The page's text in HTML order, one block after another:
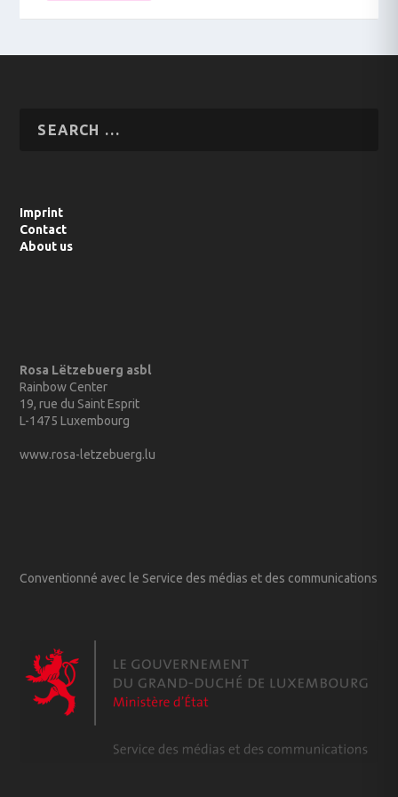
Imprint
Contact
About us
Rosa Lëtzebuerg asbl
Rainbow Center
19, rue du Saint Esprit
L-1475 Luxembourg
www.rosa-letzebuerg.lu
Conventionné avec le Service des médias et des communications